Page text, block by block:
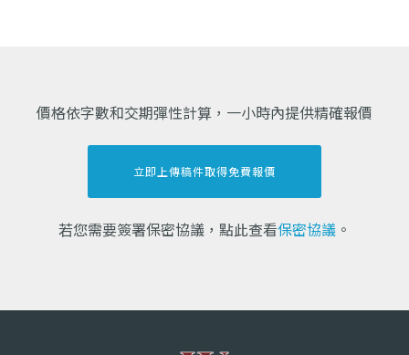
價格依字數和交期彈性計算，一小時內提供精確報價
立即上傳稿件取得免費報價
若您需要簽署保密協議，點此查看保密協議 。